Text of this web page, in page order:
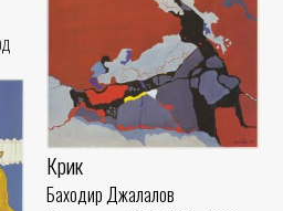
Крик
Баходир Джалалов